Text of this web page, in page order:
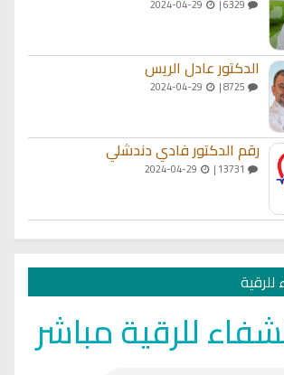
الدكتور عادل الريس
رقم الدكتور فادي دندشلي
للرقية
للرقية مباشر